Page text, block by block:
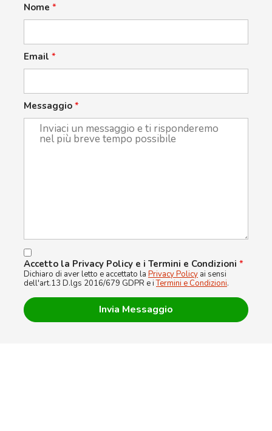
Nome *
Email *
Messaggio *
Accetto la Privacy Policy e i Termini e Condizioni *
Dichiaro di aver letto e accettato la Privacy Policy ai sensi
dell'art.13 D.lgs 2016/679 GDPR e iTermini e Condizioni.